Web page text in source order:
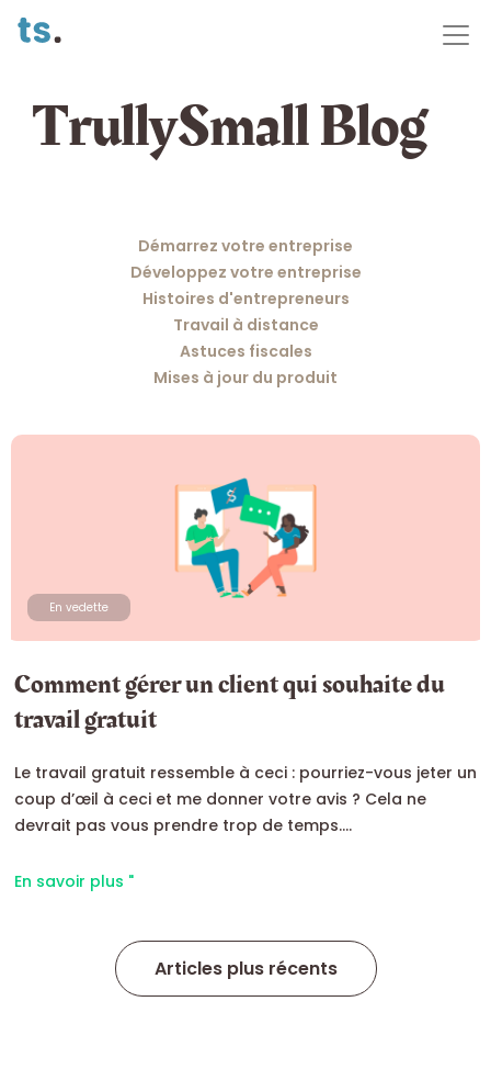
TrullySmall Blog
Démarrez votre entreprise
Développez votre entreprise
Histoires d'entrepreneurs
Travail à distance
Astuces fiscales
Mises à jour du produit
En vedette
Comment gérer un client qui souhaite du
travail gratuit
Le travail gratuit ressemble à ceci : pourriez-vous jeter un
coup d’œil à ceci et me donner votre avis ? Cela ne
devrait pas vous prendre trop de temps….
En savoir plus "
Articles plus récents